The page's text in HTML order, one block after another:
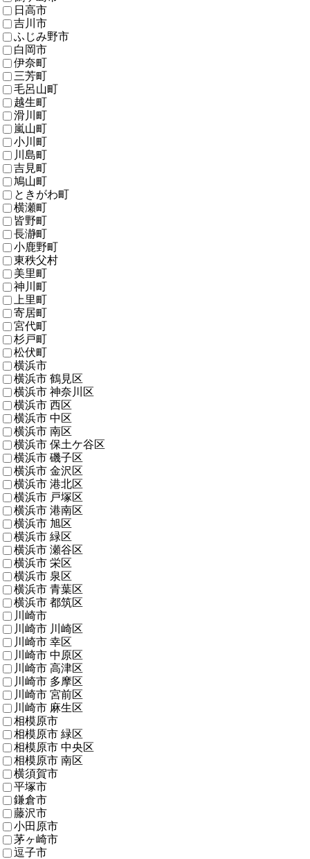
日高市
吉川市
ふじみ野市
白岡市
伊奈町
三芳町
毛呂山町
越生町
滑川町
嵐山町
小川町
川島町
吉見町
鳩山町
ときがわ町
横瀬町
皆野町
長瀞町
小鹿野町
東秩父村
美里町
神川町
上里町
寄居町
宮代町
杉戸町
松伏町
横浜市
横浜市 鶴見区
横浜市 神奈川区
横浜市 西区
横浜市 中区
横浜市 南区
横浜市 保土ケ谷区
横浜市 磯子区
横浜市 金沢区
横浜市 港北区
横浜市 戸塚区
横浜市 港南区
横浜市 旭区
横浜市 緑区
横浜市 瀬谷区
横浜市 栄区
横浜市 泉区
横浜市 青葉区
横浜市 都筑区
川崎市
川崎市 川崎区
川崎市 幸区
川崎市 中原区
川崎市 高津区
川崎市 多摩区
川崎市 宮前区
川崎市 麻生区
相模原市
相模原市 緑区
相模原市 中央区
相模原市 南区
横須賀市
平塚市
鎌倉市
藤沢市
小田原市
茅ヶ崎市
逗子市